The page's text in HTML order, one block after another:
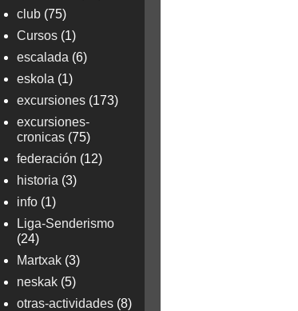
club (75)
Cursos (1)
escalada (6)
eskola (1)
excursiones (173)
excursiones-
cronicas (75)
federación (12)
historia (3)
info (1)
Liga-Senderismo
(24)
Martxak (3)
neskak (5)
otras-actividades (8)